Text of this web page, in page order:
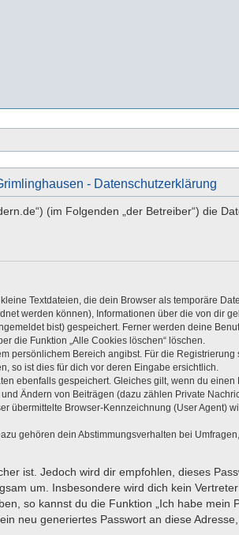
- Datenschutzerklärung
(im Folgenden „der Betreiber“) die
Textdateien, die dein Browser als temporäre
werden können), Informationen über die von dir
bist) gespeichert. Ferner werden deine
die Funktion „Alle Cookies löschen“ löschen.
Bereich angibst. Für die
so ist dies für dich vor deren Eingabe ersichtlich.
ebenfalls gespeichert. Gleiches gilt, wenn du
Ändern von Beiträgen (dazu zählen Private
Browser-Kennzeichnung (User Agent)
gehören dein Abstimmungsverhalten bei
ist. Jedoch wird dir empfohlen, dieses
um. Insbesondere wird dich kein
so kannst du die Funktion „Ich habe mein
neu generiertes Passwort an diese